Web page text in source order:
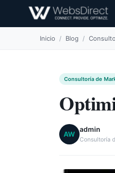
Inicio / Blog /
Consultoría de
AW
admin
Consultoría